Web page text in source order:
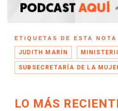
ETIQUETAS DE ESTA NOTA
JUDITH MARÍN
SUBSECRETARÍA DE LA
LO MÁS